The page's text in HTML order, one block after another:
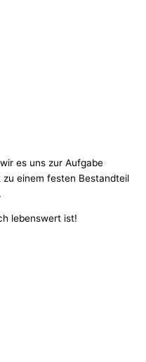
es uns zur Aufgabe
einem festen Bestandteil
lebenswert ist!